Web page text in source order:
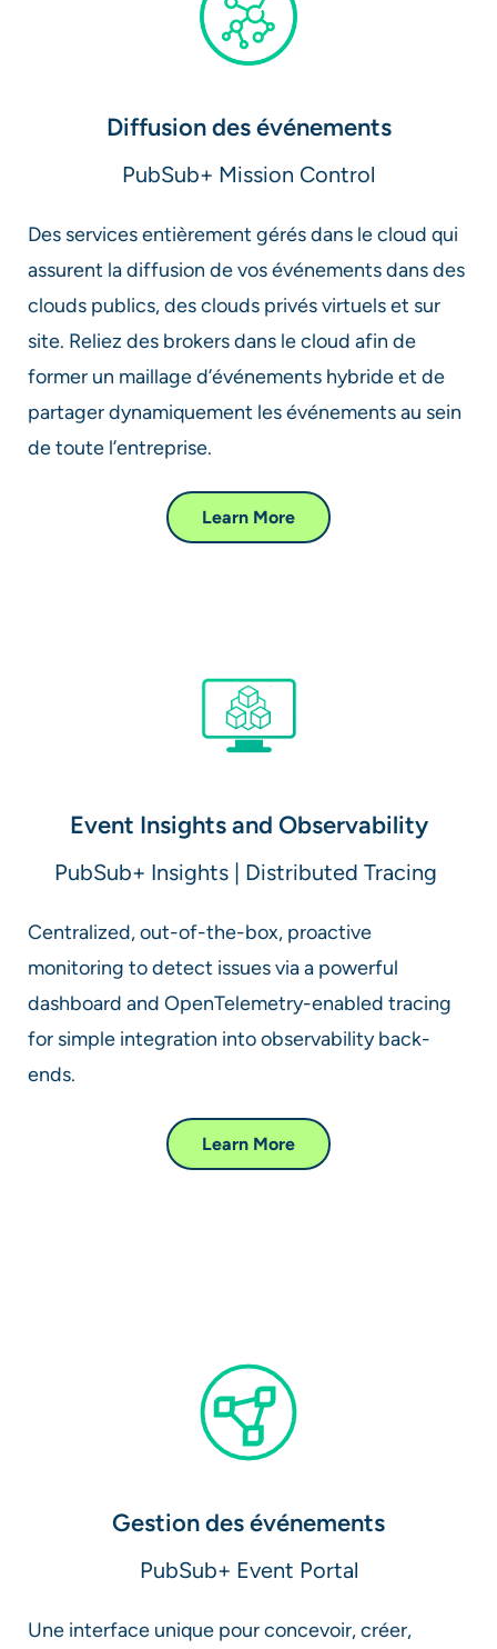
Diffusion des événements​​
PubSub+ Mission Control​
Des services entièrement gérés dans le cloud qui
assurent la diffusion de vos événements dans des
clouds publics, des clouds privés virtuels et sur
site. Reliez des brokers dans le cloud afin de
former un maillage d’événements hybride et de
partager dynamiquement les événements au sein
de toute l’entreprise.​
Learn More
Event Insights and Observability
PubSub+ Insights | Distributed Tracing ​
Centralized, out-of-the-box, proactive
monitoring to detect issues via a powerful
dashboard and OpenTelemetry-enabled tracing
for simple integration into observability back-
ends.
Learn More
Gestion des événements​
PubSub+ Event Portal​
Une interface unique pour concevoir, créer,